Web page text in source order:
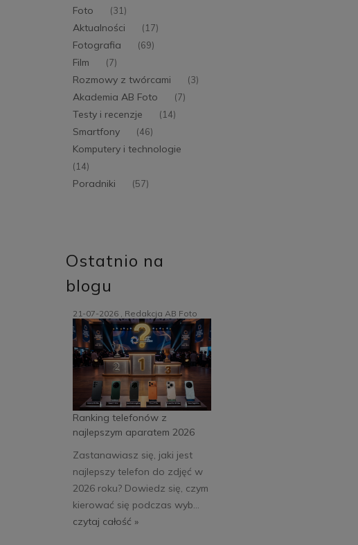
Foto
(31)
Aktualności (17)
Fotografia (69)
Film (7)
Rozmowy z twórcami (3)
Akademia AB Foto (7)
Testy i recenzje (14)
Smartfony (46)
Komputery i technologie
(14)
Poradniki (57)
Ostatnio na
blogu
Ranking telefonów z
najlepszym aparatem 2026
21-07-2026 , Redakcja AB Foto
Zastanawiasz się, jaki jest
najlepszy telefon do zdjęć w
2026 roku? Dowiedz się, czym
kierować się podczas wyb...
czytaj całość »